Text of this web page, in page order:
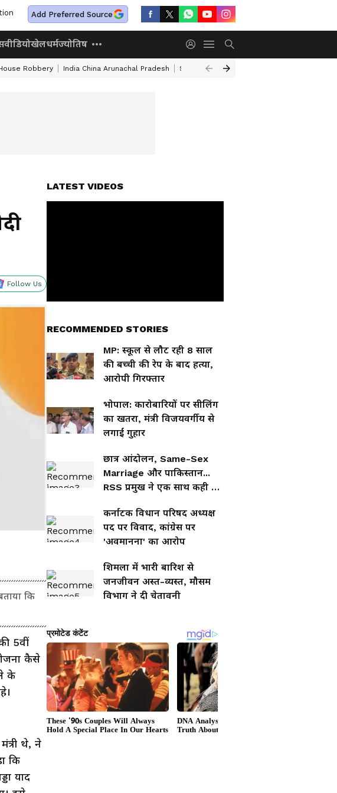
Add Preferred Source
वीडियोखेलधर्मज्योतिष
Robbery India China Arunachal Pradesh Saudi Turkey Pakistan Defense Pact
Follow Us
कि
5वीं
कैसे
के
थे, ने
कि
याद
LATEST VIDEOS
RECOMMENDED STORIES
MP: स्कूल से लौट रही 8 साल
की बच्ची की रेप के बाद हत्या,
आरोपी गिरफ्तार
भोपाल: कारोबारियों पर सीलिंग
का खतरा, मंत्री विजयवर्गीय से
लगाई गुहार
छात्र आंदोलन, Same-Sex
Marriage और पाकिस्तान...
RSS प्रमुख ने एक साथ कही कई
कर्नाटक विधान परिषद अध्यक्ष
पद पर विवाद, कांग्रेस पर
'अवमानना' का आरोप
शिमला में भारी बारिश से
जनजीवन अस्त-व्यस्त, मौसम
विभाग ने दी चेतावनी